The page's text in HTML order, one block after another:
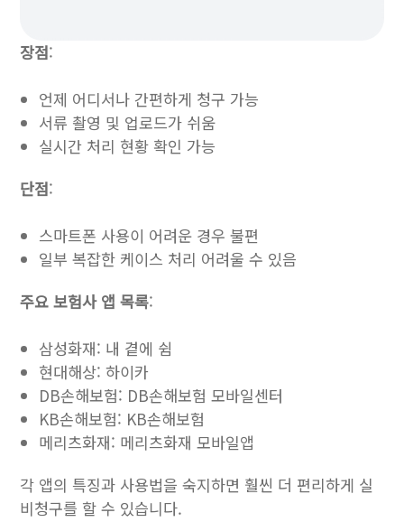
장점:
언제 어디서나 간편하게 청구 가능
서류 촬영 및 업로드가 쉬움
실시간 처리 현황 확인 가능
단점:
스마트폰 사용이 어려운 경우 불편
일부 복잡한 케이스 처리 어려울 수 있음
주요 보험사 앱 목록:
삼성화재: 내 곁에 쉼
현대해상: 하이카
DB손해보험: DB손해보험 모바일센터
KB손해보험: KB손해보험
메리츠화재: 메리츠화재 모바일앱
각 앱의 특징과 사용법을 숙지하면 훨씬 더 편리하게 실
비청구를 할 수 있습니다.